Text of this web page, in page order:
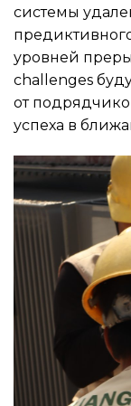
системы
уровней
challenges
от
успеха в